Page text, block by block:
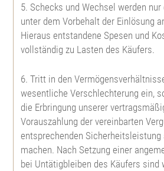
Kalabrische Kiefer
Gelbkiefer
Kiefer
Weymouthskiefer
Douglasie
Speierling
Winterlinde
Sommerlinde
Feldulme
Bergulme
Wildapfel
Steinweichsel
Schlehe
Wildbirne
Faulbaum
5. Schecks und Wechsel werden
unter dem Vorbehalt der Einlösung
Hieraus entstandene Spesen und
vollständig zu Lasten des Käufers.
6. Tritt in den
wesentliche Verschlechterung ein,
die Erbringung unserer
Vorauszahlung der vereinbarten
entsprechenden Sicherheitsleistung
machen. Nach Setzung einer
bei Untätigbleiben des Käufers sind